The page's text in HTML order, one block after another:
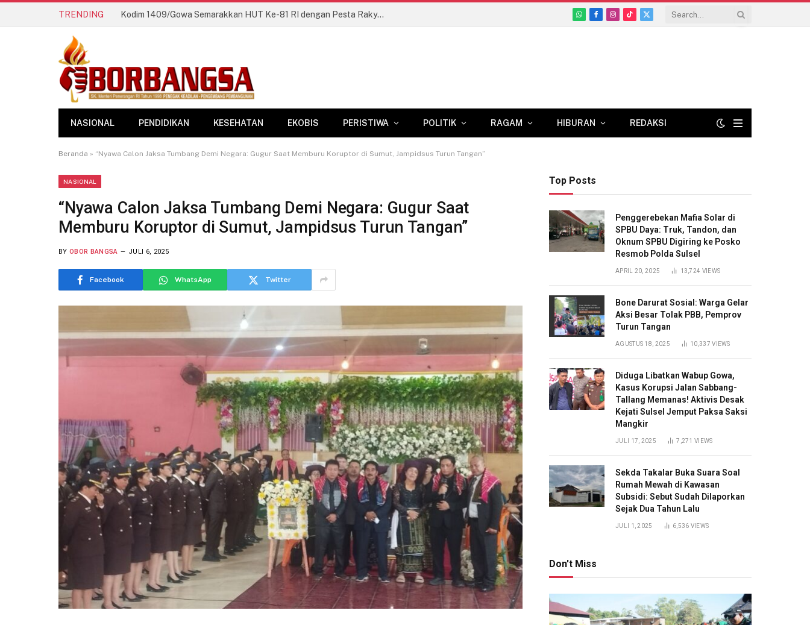
TRENDING Kodim 1409/Gowa Semarakkan HUT Ke-81 RI dengan Pesta Rakyat dan Lomba Tradisional
WhatsApp
Facebook
Instagram
TikTok
X
NASIONAL PENDIDIKAN KESEHATAN EKOBIS PERISTIWA POLITIK RAGAM HIBURAN REDAKSI
Beranda » “Nyawa Calon Jaksa Tumbang Demi Negara: Gugur Saat Memburu Koruptor di Sumut, Jampidsus Turun Tangan”
NASIONAL
“Nyawa Calon Jaksa Tumbang Demi Negara: Gugur Saat
Memburu Koruptor di Sumut, Jampidsus Turun Tangan”
BY OBOR BANGSA JULI 6, 2025
Facebook WhatsApp Twitter
Top Posts
Penggerebekan Mafia Solar di
SPBU Daya: Truk, Tandon, dan
Oknum SPBU Digiring ke Posko
Resmob Polda Sulsel
APRIL 20, 2025 13,724 VIEWS
Bone Darurat Sosial: Warga Gelar
Aksi Besar Tolak PBB, Pemprov
Turun Tangan
AGUSTUS 18, 2025 10,337VIEWS
Diduga Libatkan Wabup Gowa,
Kasus Korupsi Jalan Sabbang-
Tallang Memanas! Aktivis Desak
Kejati Sulsel Jemput Paksa Saksi
Mangkir
JULI 17, 2025 7,271VIEWS
Sekda Takalar Buka Suara Soal
Rumah Mewah di Kawasan
Subsidi: Sebut Sudah Dilaporkan
Sejak Dua Tahun Lalu
JULI 1, 2025 6,536 VIEWS
Don't Miss